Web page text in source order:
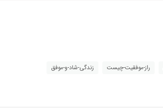
راز-موفقیت-چیست زندگی-شاد-و-موفق